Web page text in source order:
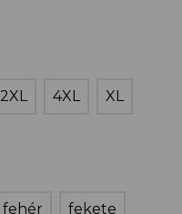
2XL 4XL XL
fehér fekete